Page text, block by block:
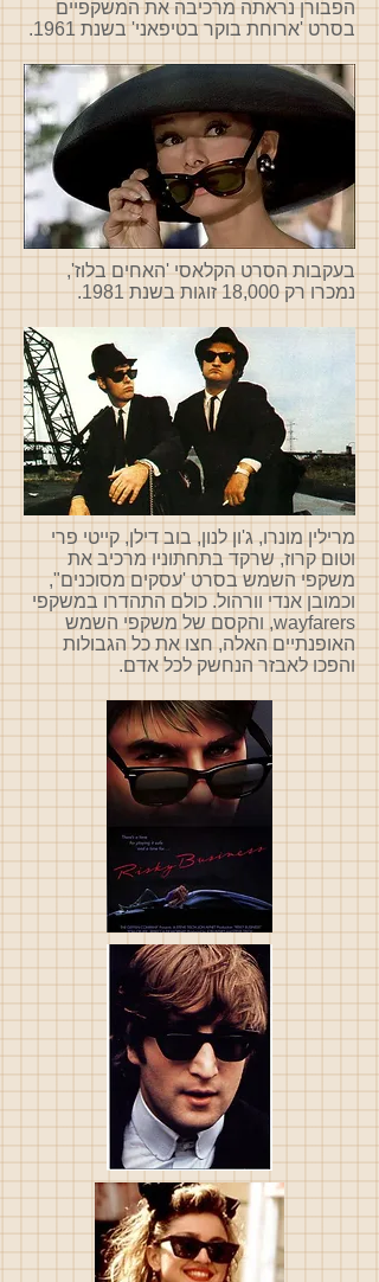
הפבורן נראתה מרכיבה את המשקפיים
בסרט 'ארוחת בוקר בטיפאני' בשנת 1961.
בעקבות הסרט הקלאסי 'האחים בלוז',
נמכרו רק 18,000 זוגות בשנת 1981.
מרילין מונרו, ג'ון לנון, בוב דילן, קייטי פרי
וטום קרוז, שרקד בתחתוניו מרכיב את
משקפי השמש בסרט 'עסקים מסוכנים",
וכמובן אנדי וורהול. כולם התהדרו במשקפי
wayfarers, והקסם של משקפי השמש
האופנתיים האלה, חצו את כל הגבולות
והפכו לאבזר הנחשק לכל אדם.